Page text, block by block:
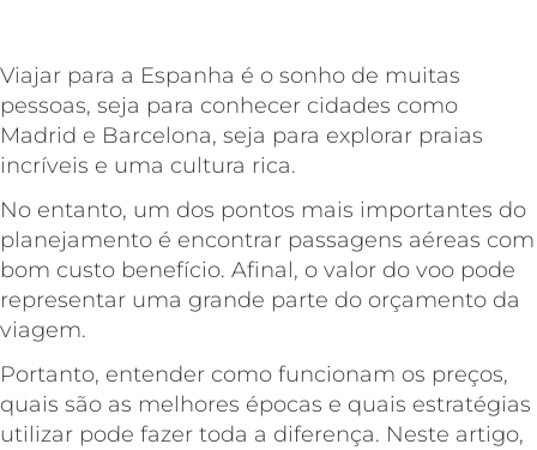
Viajar para a Espanha é o sonho de muitas
pessoas, seja para conhecer cidades como
Madrid e Barcelona, seja para explorar praias
incríveis e uma cultura rica.
No entanto, um dos pontos mais importantes do
planejamento é encontrar passagens aéreas com
bom custo benefício. Afinal, o valor do voo pode
representar uma grande parte do orçamento da
viagem.
Portanto, entender como funcionam os preços,
quais são as melhores épocas e quais estratégias
utilizar pode fazer toda a diferença. Neste artigo,